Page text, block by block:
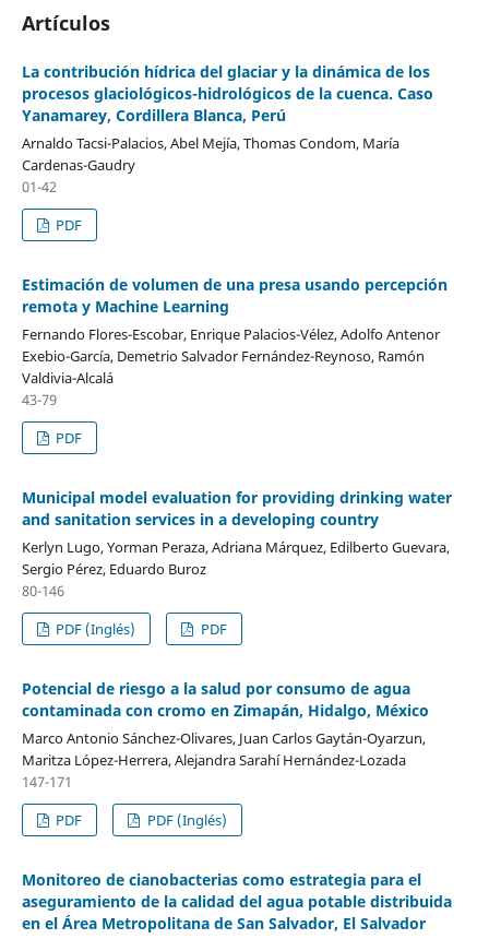
Artículos
La contribución hídrica del glaciar y la dinámica de los
procesos glaciológicos-hidrológicos de la cuenca. Caso
Yanamarey, Cordillera Blanca, Perú
Arnaldo Tacsi-Palacios, Abel Mejía, Thomas Condom, María
Cardenas-Gaudry
01-42
PDF
Estimación de volumen de una presa usando percepción
remota y Machine Learning
Fernando Flores-Escobar, Enrique Palacios-Vélez, Adolfo Antenor
Exebio-García, Demetrio Salvador Fernández-Reynoso, Ramón
Valdivia-Alcalá
43-79
PDF
Municipal model evaluation for providing drinking water
and sanitation services in a developing country
Kerlyn Lugo, Yorman Peraza, Adriana Márquez, Edilberto Guevara,
Sergio Pérez, Eduardo Buroz
80-146
PDF (Inglés)
PDF
Potencial de riesgo a la salud por consumo de agua
contaminada con cromo en Zimapán, Hidalgo, México
Marco Antonio Sánchez-Olivares, Juan Carlos Gaytán-Oyarzun,
Maritza López-Herrera, Alejandra Sarahí Hernández-Lozada
147-171
PDF
PDF (Inglés)
Monitoreo de cianobacterias como estrategia para el
aseguramiento de la calidad del agua potable distribuida
en el Área Metropolitana de San Salvador, El Salvador